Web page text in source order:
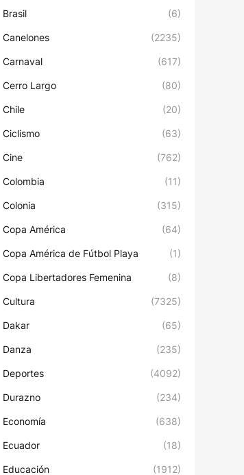
Brasil (6)
Canelones (2235)
Carnaval (617)
Cerro Largo (80)
Chile (20)
Ciclismo (63)
Cine (762)
Colombia (11)
Colonia (315)
Copa América (64)
Copa América de Fútbol Playa (1)
Copa Libertadores Femenina (8)
Cultura (7325)
Dakar (65)
Danza (235)
Deportes (4092)
Durazno (234)
Economía (638)
Ecuador (18)
Educación (1912)